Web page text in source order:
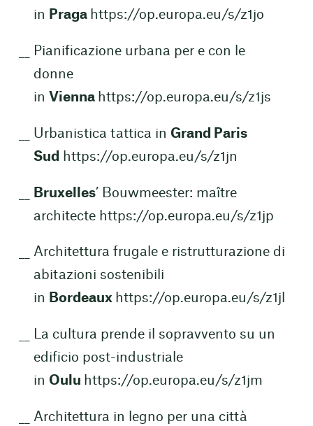
in Praga https://op.europa.eu/s/z1jo
Pianificazione urbana per e con le
donne
in Vienna https://op.europa.eu/s/z1js
Urbanistica tattica in Grand Paris
Sud
https://op.europa.eu/s/z1jn
Bruxelles’ Bouwmeester: maître
architecte https://op.europa.eu/s/z1jp
Architettura frugale e ristrutturazione di
abitazioni sostenibili
in Bordeaux https://op.europa.eu/s/z1jl
La cultura prende il sopravvento su un
edificio post-industriale
in Oulu https://op.europa.eu/s/z1jm
Architettura in legno per una città